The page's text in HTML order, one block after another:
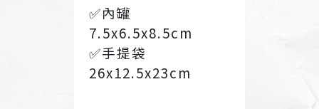
✅內罐
7.5x6.5x8.5cm
✅手提袋
26x12.5x23cm